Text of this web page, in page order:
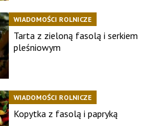
WIADOMOŚCI ROLNICZE
Tarta z zieloną fasolą i serkiem
pleśniowym
WIADOMOŚCI ROLNICZE
Kopytka z fasolą i papryką